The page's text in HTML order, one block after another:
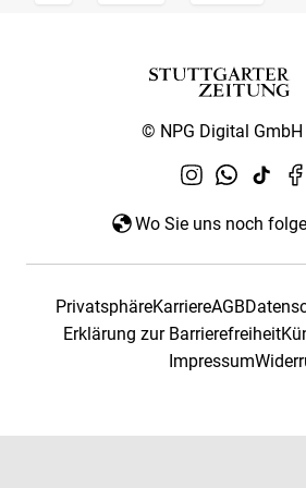
© NPG Digital
Wo Sie uns noch
PrivatsphäreKarriereAGB
Erklärung zur Barrierefreiheit
Impressum